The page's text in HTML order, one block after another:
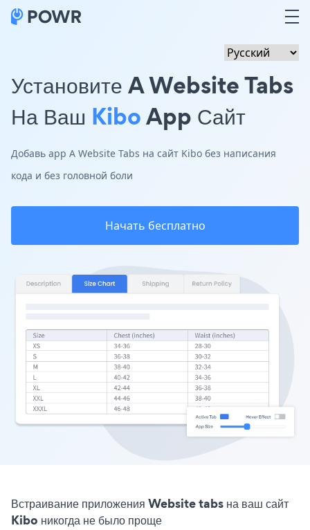
Установите A Website Tabs
На Ваш KiboApp Сайт
Добавь app A Website Tabs на сайт Kibo без написания
кода и без головной боли
Начать бесплатно
Встраивание приложения Website tabs на ваш сайт
Kibo никогда не было проще